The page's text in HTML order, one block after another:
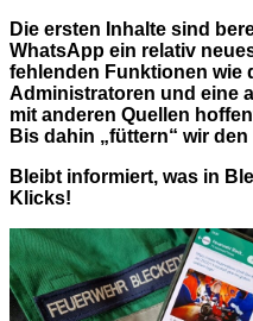
Die ersten Inhalte sind
WhatsApp ein relativ
fehlenden Funktionen wie
Administratoren und eine
mit anderen Quellen
Bis dahin „füttern“ wir
Bleibt informiert, was in
Klicks!